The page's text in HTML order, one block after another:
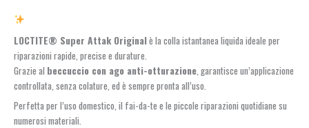
LOCTITE® Super Attak Originalè la colla istantanea liquida ideale per
riparazioni rapide, precise e durature.
Grazie al beccuccio con ago anti-otturazione , garantisce un’applicazione
controllata, senza colature, ed è sempre pronta all’uso.
Perfetta per l’uso domestico, il fai-da-te e le piccole riparazioni quotidiane su
numerosi materiali.